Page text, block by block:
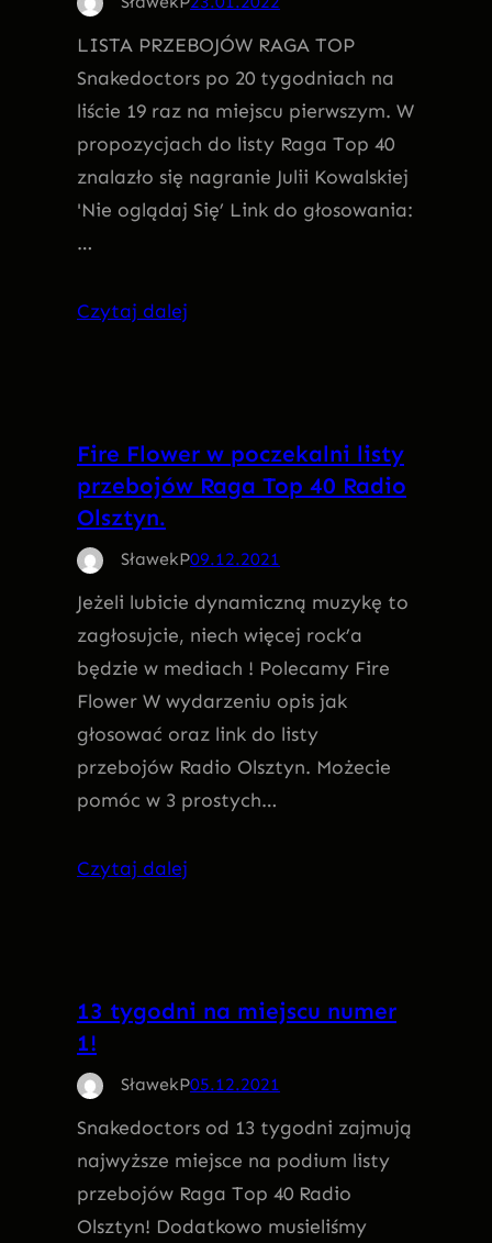
LISTA PRZEBOJÓW RAGA TOP
Snakedoctors po 20 tygodniach na
liście 19 raz na miejscu pierwszym. W
propozycjach do listy Raga Top 40
znalazło się nagranie Julii Kowalskiej
'Nie oglądaj Się’ Link do głosowania:
…
Czytaj dalej
Fire Flower w poczekalni listy
przebojów Raga Top 40 Radio
Olsztyn.
SławekP09.12.2021
Jeżeli lubicie dynamiczną muzykę to
zagłosujcie, niech więcej rock’a
będzie w mediach ! Polecamy Fire
Flower W wydarzeniu opis jak
głosować oraz link do listy
przebojów Radio Olsztyn. Możecie
pomóc w 3 prostych…
Czytaj dalej
13 tygodni na miejscu numer
1!
SławekP05.12.2021
Snakedoctors od 13 tygodni zajmują
najwyższe miejsce na podium listy
przebojów Raga Top 40 Radio
Olsztyn! Dodatkowo musieliśmy